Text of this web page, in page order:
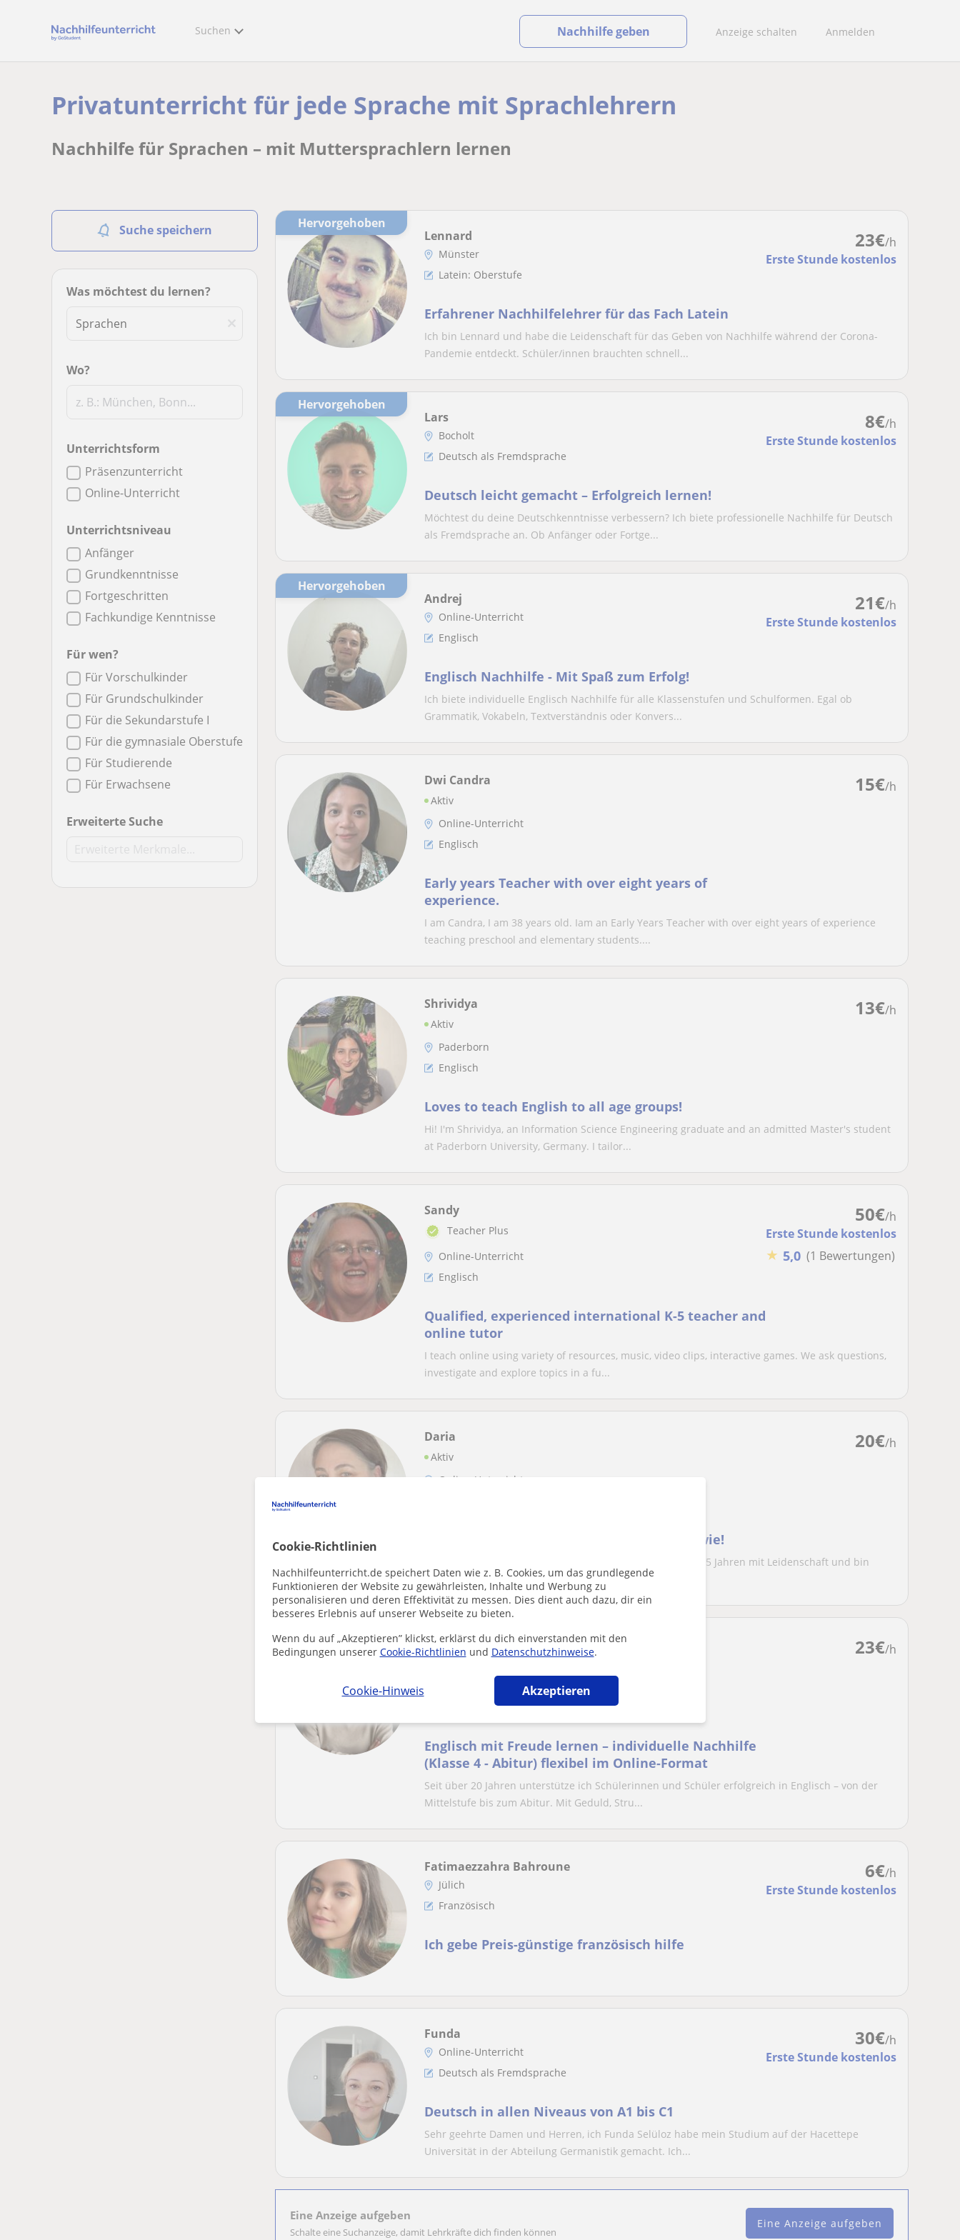
Cookie-Richtlinien
Nachhilfeunterricht.de speichert Daten wie z. B. Cookies, um das grundlegende
Funktionieren der Website zu gewährleisten, Inhalte und Werbung zu
personalisieren und deren Effektivität zu messen. Dies dient auch dazu, dir ein
besseres Erlebnis auf unserer Webseite zu bieten.
Wenn du auf „Akzeptieren” klickst, erklärst du dich einverstanden mit den
Bedingungen unserer Cookie-Richtlinien und Datenschutzhinweise.
Cookie-Hinweis Akzeptieren
Suchen Anzeige schalten Anmelden
Nachhilfe geben
Privatunterricht für jede Sprache mit Sprachlehrern
Nachhilfe für Sprachen – mit Muttersprachlern lernen
Suche speichern
Was möchtest du lernen?
Wo?
Unterrichtsform
Präsenzunterricht
Online-Unterricht
Unterrichtsniveau
Anfänger
Grundkenntnisse
Fortgeschritten
Fachkundige Kenntnisse
Für wen?
Für Vorschulkinder
Für Grundschulkinder
Für die Sekundarstufe I
Für die gymnasiale Oberstufe
Für Studierende
Für Erwachsene
Erweiterte Suche
Hervorgehoben
23€/h
Erste Stunde kostenlos
Lennard
Münster
Latein: Oberstufe
Erfahrener Nachhilfelehrer für das Fach Latein
Ich bin Lennard und habe die Leidenschaft für das Geben von Nachhilfe während der Corona-
Pandemie entdeckt. Schüler/innen brauchten schnell...
Hervorgehoben
8€/h
Erste Stunde kostenlos
Lars
Bocholt
Deutsch als Fremdsprache
Deutsch leicht gemacht – Erfolgreich lernen!
Möchtest du deine Deutschkenntnisse verbessern? Ich biete professionelle Nachhilfe für Deutsch
als Fremdsprache an. Ob Anfänger oder Fortge...
Hervorgehoben
21€/h
Erste Stunde kostenlos
Andrej
Online-Unterricht
Englisch
Englisch Nachhilfe - Mit Spaß zum Erfolg!
Ich biete individuelle Englisch Nachhilfe für alle Klassenstufen und Schulformen. Egal ob
Grammatik, Vokabeln, Textverständnis oder Konvers...
15€/h
Dwi Candra
Aktiv
Online-Unterricht
Englisch
Early years Teacher with over eight years of
experience.
I am Candra, I am 38 years old. Iam an Early Years Teacher with over eight years of experience
teaching preschool and elementary students....
13€/h
Shrividya
Aktiv
Paderborn
Englisch
Loves to teach English to all age groups!
Hi! I'm Shrividya, an Information Science Engineering graduate and an admitted Master's student
at Paderborn University, Germany. I tailor...
50€/h
Erste Stunde kostenlos
★ 5,0 (1 Bewertungen)
Sandy
Teacher Plus
Online-Unterricht
Englisch
Qualified, experienced international K-5 teacher and
online tutor
I teach online using variety of resources, music, video clips, interactive games. We ask questions,
investigate and explore topics in a fu...
20€/h
Daria
Aktiv
Online-Unterricht
Deutsch kann Spaß machen - ich zeige dir wie!
Hallo, ich bin Daria und liebe Deutsch! Ich unterrichte seit 5 Jahren mit Leidenschaft und bin
überzeugt, dass Sprachenlernen richtig Spaß...
23€/h
Jenni
Englisch mit Freude lernen – individuelle Nachhilfe
(Klasse 4 - Abitur) flexibel im Online-Format
Seit über 20 Jahren unterstütze ich Schülerinnen und Schüler erfolgreich in Englisch – von der
Mittelstufe bis zum Abitur. Mit Geduld, Stru...
6€/h
Erste Stunde kostenlos
Fatimaezzahra Bahroune
Jülich
Französisch
Ich gebe Preis-günstige französisch hilfe
30€/h
Erste Stunde kostenlos
Funda
Online-Unterricht
Deutsch als Fremdsprache
Deutsch in allen Niveaus von A1 bis C1
Sehr geehrte Damen und Herren, ich Funda Selüloz habe mein Studium auf der Hacettepe
Universität in der Abteilung Germanistik gemacht. Ich...
Eine Anzeige aufgeben
Schalte eine Suchanzeige, damit Lehrkräfte dich finden können
Eine Anzeige aufgeben